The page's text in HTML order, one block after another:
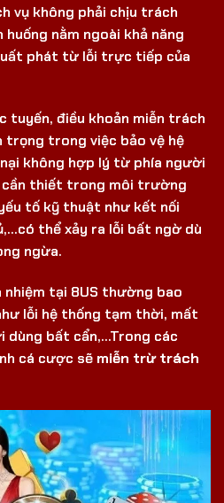
vụ không phải chịu trách
nằm ngoài khả năng
phát từ lỗi trực tiếp của
điều khoản miễn trách
trọng trong việc bảo vệ hệ
không hợp lý từ phía người
cần thiết trong môi trường
tố kỹ thuật như kết nối
thể xảy ra lỗi bất ngờ dù
ngừa.
nhiệm tại 8US thường bao
lỗi hệ thống tạm thời, mất
dùng bất cẩn,…Trong các
cá cược sẽ miễn trừ trách